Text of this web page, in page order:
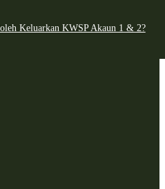
Keluarkan KWSP Akaun 1 & 2?